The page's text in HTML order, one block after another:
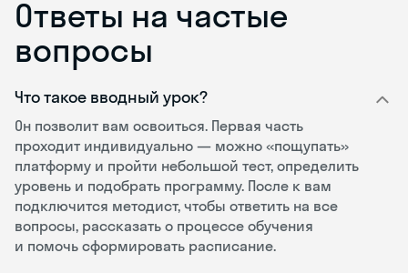
Ответы на частые
вопросы
Что такое вводный урок?
Он позволит вам освоиться. Первая часть
проходит индивидуально — можно «пощупать»
платформу и пройти небольшой тест, определить
уровень и подобрать программу. После к вам
подключится методист, чтобы ответить на все
вопросы, рассказать о процессе обучения
и помочь сформировать расписание.